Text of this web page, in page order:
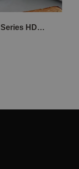
Kaffebryggare 3000 Series HD7411/00